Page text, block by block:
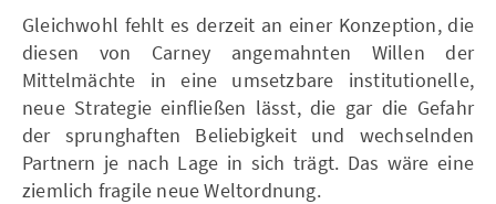
Gleichwohl fehlt es derzeit an einer Konzeption, die
diesen von Carney angemahnten Willen der
Mittelmächte in eine umsetzbare institutionelle,
neue Strategie einfließen lässt, die gar die Gefahr
der sprunghaften Beliebigkeit und wechselnden
Partnern je nach Lage in sich trägt. Das wäre eine
ziemlich fragile neue Weltordnung.